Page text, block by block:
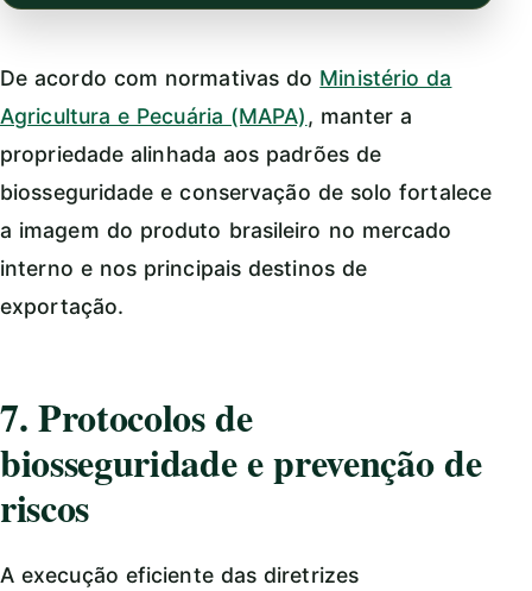
De acordo com normativas do Ministério da
Agricultura e Pecuária (MAPA), manter a
propriedade alinhada aos padrões de
biosseguridade e conservação de solo fortalece
a imagem do produto brasileiro no mercado
interno e nos principais destinos de
exportação.
7. Protocolos de
biosseguridade e prevenção de
riscos
A execução eficiente das diretrizes